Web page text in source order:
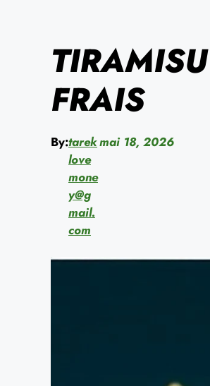
FRAIS
By:tarek
love
mone
y@g
mail.
com
mai 18, 2026